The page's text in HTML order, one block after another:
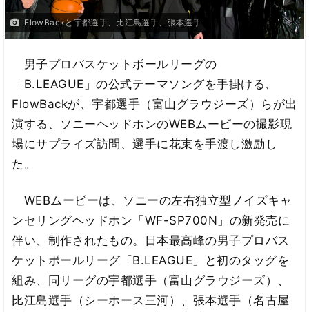
FlowBackと宇都選手、比江島選手、張本選手
男子プロバスケットボールリーグの
「B.LEAGUE」の公式テーマソングを手掛ける、
FlowBackが、宇都選手（富山グラウジーズ）らが出
演する、ソニーヘッドホンのWEBムービーの撮影現
場にサプライズ訪問、選手に花束を手渡し激励し
た。
WEBムービーは、ソニーの左右独立型ノイズキャ
ンセリングヘッドホン「WF-SP700N」の新発売に
伴い、制作されたもの。日本最高峰の男子プロバス
ケットボールリーグ「B.LEAGUE」と初のタッグを
組み、同リーグの宇都選手（富山グラウジーズ）、
比江島選手（シーホース三河）、張本選手（名古屋